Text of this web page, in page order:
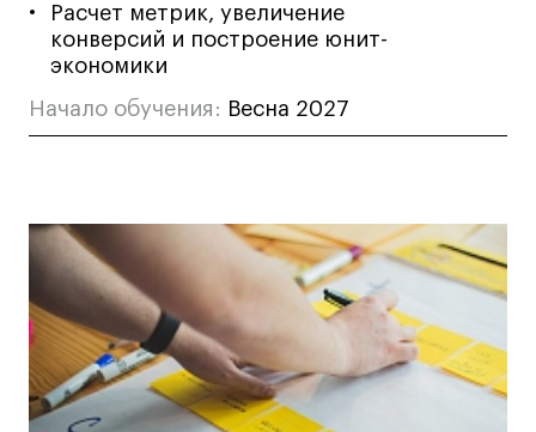
© 2026 БВШД
Расчет метрик, увеличение
конверсий и построение юнит-
экономики
Начало обучения: Весна 2027